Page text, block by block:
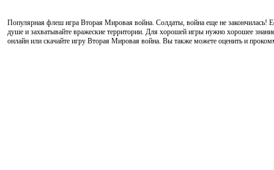
Популярная флеш игра Вторая Мировая война. Солдаты, война еще не закончилась!
душе и захватывайте вражеские территории. Для хорошей игры нужно хорошее
онлайн или скачайте игру Вторая Мировая война. Вы также можете оценить и